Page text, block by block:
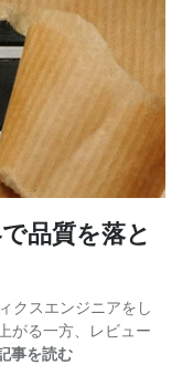
品質を落と
クスエンジニアをし
がる一方、レビュー
事を読む